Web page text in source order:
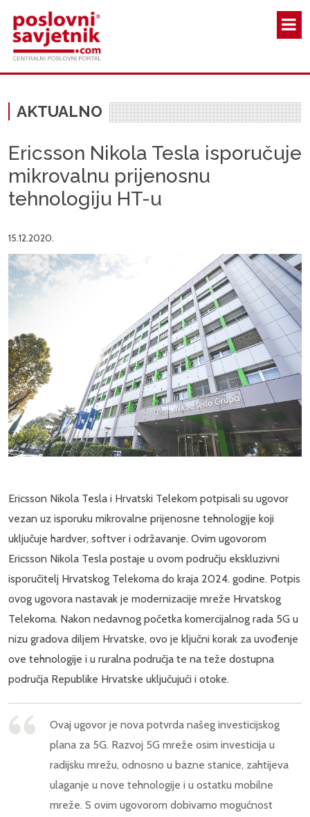
AKTUALNO
Ericsson Nikola Tesla isporučuje
mikrovalnu prijenosnu
tehnologiju HT-u
15.12.2020.
Ericsson Nikola Tesla i Hrvatski Telekom potpisali su ugovor
vezan uz isporuku mikrovalne prijenosne tehnologije koji
uključuje hardver, softver i održavanje. Ovim ugovorom
Ericsson Nikola Tesla postaje u ovom području ekskluzivni
isporučitelj Hrvatskog Telekoma do kraja 2024. godine. Potpis
ovog ugovora nastavak je modernizacije mreže Hrvatskog
Telekoma. Nakon nedavnog početka komercijalnog rada 5G u
nizu gradova diljem Hrvatske, ovo je ključni korak za uvođenje
ove tehnologije i u ruralna područja te na teže dostupna
područja Republike Hrvatske uključujući i otoke.
Ovaj ugovor je nova potvrda našeg investicijskog
plana za 5G. Razvoj 5G mreže osim investicija u
radijsku mrežu, odnosno u bazne stanice, zahtijeva
ulaganje u nove tehnologije i u ostatku mobilne
mreže. S ovim ugovorom dobivamo mogućnost